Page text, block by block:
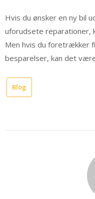
Hvis du ønsker en ny bil
uforudsete reparationer,
Men hvis du foretrækker
besparelser, kan det
Blog